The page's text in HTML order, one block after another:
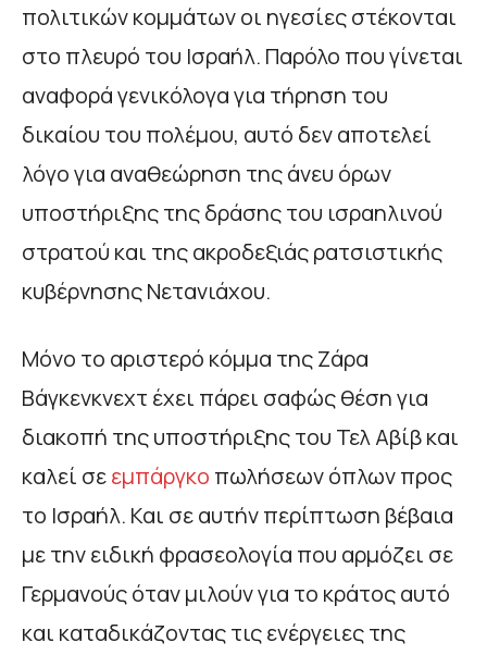
πολιτικών κομμάτων οι ηγεσίες στέκονται
στο πλευρό του Ισραήλ. Παρόλο που γίνεται
αναφορά γενικόλογα για τήρηση του
δικαίου του πολέμου, αυτό δεν αποτελεί
λόγο για αναθεώρηση της άνευ όρων
υποστήριξης της δράσης του ισραηλινού
στρατού και της ακροδεξιάς ρατσιστικής
κυβέρνησης Νετανιάχου.
Μόνο το αριστερό κόμμα της Ζάρα
Βάγκενκνεχτ έχει πάρει σαφώς θέση για
διακοπή της υποστήριξης του Τελ Αβίβ και
καλεί σεεμπάργκο πωλήσεων όπλων προς
το Ισραήλ. Και σε αυτήν περίπτωση βέβαια
με την ειδική φρασεολογία που αρμόζει σε
Γερμανούς όταν μιλούν για το κράτος αυτό
και καταδικάζοντας τις ενέργειες της